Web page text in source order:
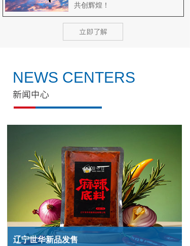
立即了解
共创辉煌！
辽宁世华新品发售
新闻中心
NEWS CENTERS